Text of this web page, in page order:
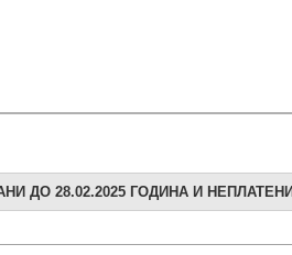
ДО 28.02.2025 ГОДИНА И